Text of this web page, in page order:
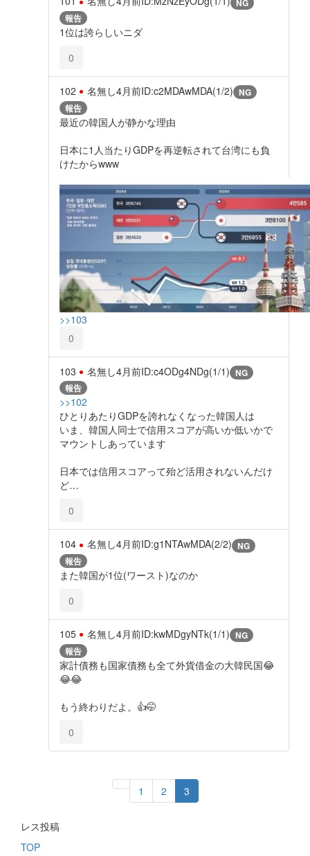
NG
報告
1位は誇らしいニダ
0
102 名無し4月前ID:c2MDAwMDA(1/2) NG
報告
最近の韓国人が静かな理由
日本に1人当たりGDPを再逆転されて台湾にも負
けたからwww
>>103
0
103 名無し4月前ID:c4ODg4NDg(1/1) NG
報告
>>102
ひとりあたりGDPを誇れなくなった韓国人は
いま、韓国人同士で信用スコアが高いか低いかで
マウントしあっています
日本では信用スコアって殆ど活用されないんだけ
ど…
0
104 名無し4月前ID:g1NTAwMDA(2/2) NG
報告
また韓国が1位(ワースト)なのか
0
105 名無し4月前ID:kwMDgyNTk(1/1) NG
報告
家計債務も国家債務も全て外貨借金の大韓民国😂
😂😂
もう終わりだよ。👍🤭
0
1 2 3
レス投稿
TOP